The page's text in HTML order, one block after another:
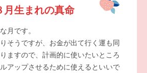
月生まれの真命
月です。
そうですが、お金が出て行く運も同
ますので、計画的に使いたいところ
アップさせるために使えるといいで